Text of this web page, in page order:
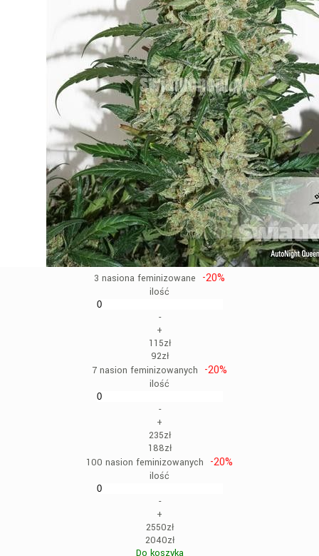
3 nasiona feminizowane -20%
ilość
-
+
115zł
92zł
7 nasion feminizowanych
-20%
ilość
-
+
235zł
188zł
100 nasion feminizowanych
-20%
ilość
-
+
2550zł
2040zł
Do koszyka